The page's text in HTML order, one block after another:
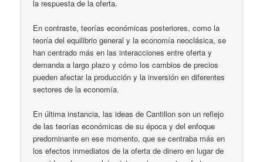
la respuesta de la oferta.
En contraste, teorías económicas posteriores, como la
teoría del equilibrio general y la economía neoclásica, se
han centrado más en las interacciones entre oferta y
demanda a largo plazo y cómo los cambios de precios
pueden afectar la producción y la inversión en diferentes
sectores de la economía.
En última instancia, las ideas de Cantillon son un reflejo
de las teorías económicas de su época y del enfoque
predominante en ese momento, que se centraba más en
los efectos inmediatos de la oferta de dinero en lugar de